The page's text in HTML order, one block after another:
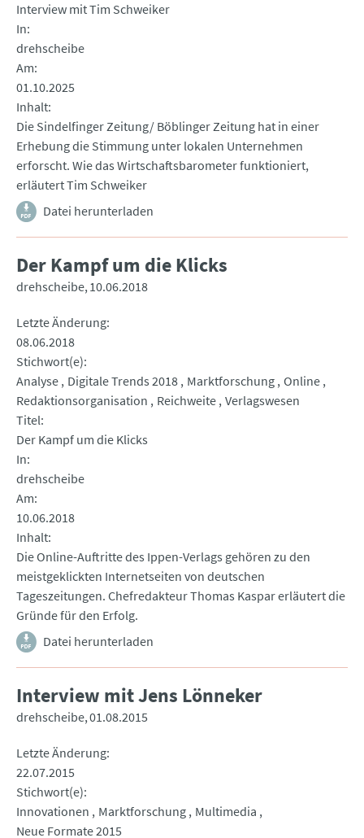
Interview mit Tim Schweiker
In
drehscheibe
Am
01.10.2025
Inhalt
Die Sindelfinger Zeitung/ Böblinger Zeitung hat in einer
Erhebung die Stimmung unter lokalen Unternehmen
erforscht. Wie das Wirtschaftsbarometer funktioniert,
erläutert Tim Schweiker
Datei herunterladen
Der Kampf um die Klicks
drehscheibe 10.06.2018
Letzte Änderung
08.06.2018
Stichwort(e)
Analyse Digitale Trends 2018 Marktforschung Online
Redaktionsorganisation
Reichweite Verlagswesen
Titel
Der Kampf um die Klicks
In
drehscheibe
Am
10.06.2018
Inhalt
Die Online-Auftritte des Ippen-Verlags gehören zu den
meistgeklickten Internetseiten von deutschen
Tageszeitungen. Chefredakteur Thomas Kaspar erläutert die
Gründe für den Erfolg.
Datei herunterladen
Interview mit Jens Lönneker
drehscheibe 01.08.2015
Letzte Änderung
22.07.2015
Stichwort(e)
Innovationen
Marktforschung Multimedia
Neue Formate 2015